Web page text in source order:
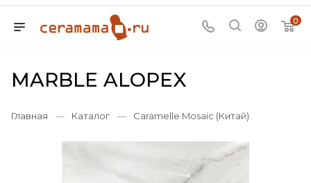
0
MARBLE ALOPEX
Главная — Каталог — Caramelle Mosaic (Китай)